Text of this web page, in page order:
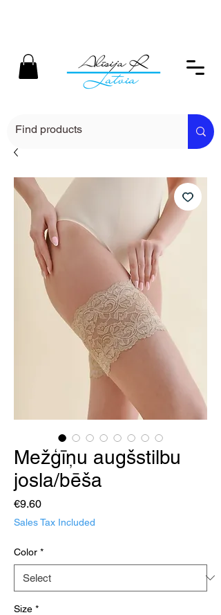
Mežģīņu augšstilbu
josla/bēša
€9.60Price
Sales Tax Included
Color *
Size *